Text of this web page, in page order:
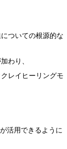
ついての根源的な
わり、
レイヒーリングモ
活用できるように